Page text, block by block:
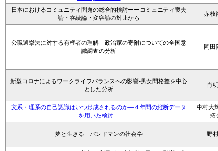
日本におけるコミュニティ問題の総合的検討ーーコミュニティ喪失
論・存続論・変容論の対比から
赤枝
公職選挙法に対する有権者の理解―政治家の寄附についての全国意
識調査の分析
岡田
新型コロナによるワークライフバランスへの影響-男女間格差を中心
とした分析
肖
文系・理系の自己認識はいつ形成されるのか―４年間の縦断データ
を用いた検討―
中村大
拓
夢と生きる バンドマンの社会学 野